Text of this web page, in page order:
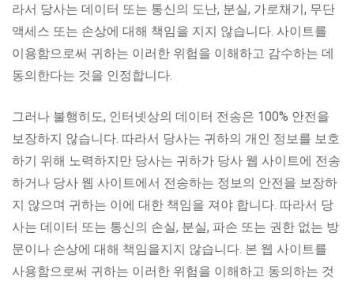
라서 당사는 데이터 또는 통신의 도난, 분실, 가로채기, 무단
액세스 또는 손상에 대해 책임을 지지 않습니다. 사이트를
이용함으로써 귀하는 이러한 위험을 이해하고 감수하는 데
동의한다는 것을 인정합니다.
그러나 불행히도, 인터넷상의 데이터 전송은 100% 안전을
보장하지 않습니다. 따라서 당사는 귀하의 개인 정보를 보호
하기 위해 노력하지만 당사는 귀하가 당사 웹 사이트에 전송
하거나 당사 웹 사이트에서 전송하는 정보의 안전을 보장하
지 않으며 귀하는 이에 대한 책임을 져야 합니다. 따라서 당
사는 데이터 또는 통신의 손실, 분실, 파손 또는 권한 없는 방
문이나 손상에 대해 책임을지지 않습니다. 본 웹 사이트를
사용함으로써 귀하는 이러한 위험을 이해하고 동의하는 것